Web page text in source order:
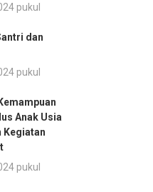
pukul
dan
pukul
Anak Usia
Kegiatan
pukul